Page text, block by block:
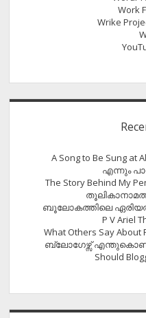
Work
Wrike
A Song to Be Sung
എന്നും
The Story Behind My
ബൂലോകത്തിലെ ഏരിയല്‍
P V Ariel
What Others Say About
ബ്ലോഗേഴ്സ് എന്തുകൊണ്ട്
Should